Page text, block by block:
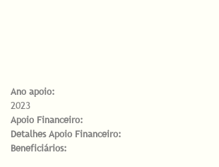
Ano apoio:
2023
Apoio Financeiro:
Detalhes Apoio Financeiro:
Beneficiários: